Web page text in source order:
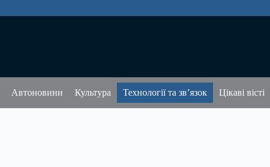
Автоновини Культура Технології та зв’язок Цікаві вісті